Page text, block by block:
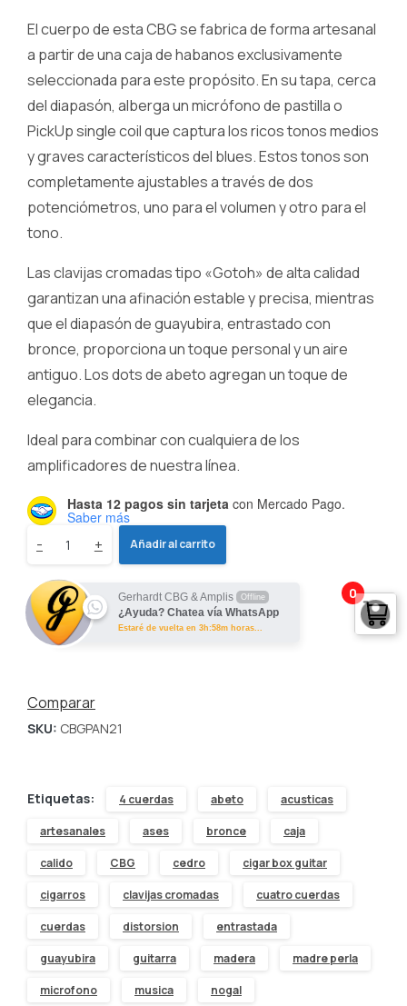
El cuerpo de esta CBG se fabrica de forma artesanal
a partir de una caja de habanos exclusivamente
seleccionada para este propósito. En su tapa, cerca
del diapasón, alberga un micrófono de pastilla o
PickUp single coil que captura los ricos tonos medios
y graves característicos del blues. Estos tonos son
completamente ajustables a través de dos
potenciómetros, uno para el volumen y otro para el
tono.
Las clavijas cromadas tipo «Gotoh» de alta calidad
garantizan una afinación estable y precisa, mientras
que el diapasón de guayubira, entrastado con
bronce, proporciona un toque personal y un aire
antiguo. Los dots de abeto agregan un toque de
elegancia.
Ideal para combinar con cualquiera de los
amplificadores de nuestra línea.
Hasta 12 pagos sin tarjeta con Mercado Pago.
Saber más
Cigar
Box
Guitar
Art
Nouveau"
- + Añadir al carrito
Gerhardt CBG & Amplis Offline
¿Ayuda? Chatea vía WhatsApp
Estaré de vuelta en 3h:58m horas...
Comparar
SKU: CBGPAN21
Etiquetas: 4 cuerdas abeto acusticas
artesanales ases bronce caja
calido CBG cedro cigar box guitar
cigarros clavijas cromadas cuatro cuerdas
cuerdas distorsion entrastada
guayubira guitarra madera madre perla
microfono musica nogal
0